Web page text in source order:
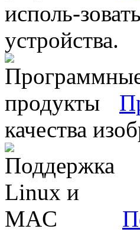
исполь-
устройства.
качества